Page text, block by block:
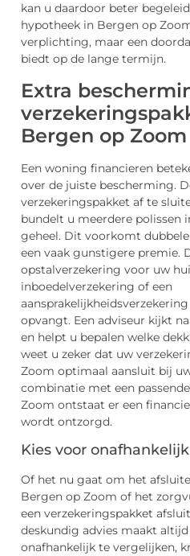
kan u daardoor beter
hypotheek in Bergen op
verplichting, maar een
biedt op de lange termijn.
Extra
Bergen op Zoom
Een woning financieren
over de juiste bescherming.
verzekeringspakket af te
bundelt u meerdere polissen
geheel. Dit voorkomt
een vaak gunstigere premie.
opstalverzekering voor uw
inboedelverzekering of een
opvangt. Een adviseur kijkt
en helpt u bepalen welke
weet u zeker dat uw
Zoom optimaal aansluit bij
combinatie met een
Zoom ontstaat er een
wordt ontzorgd.
Kies voor
Of het nu gaat om het
Bergen op Zoom of het
een verzekeringspakket
deskundig advies maakt
onafhankelijk te vergelijken,